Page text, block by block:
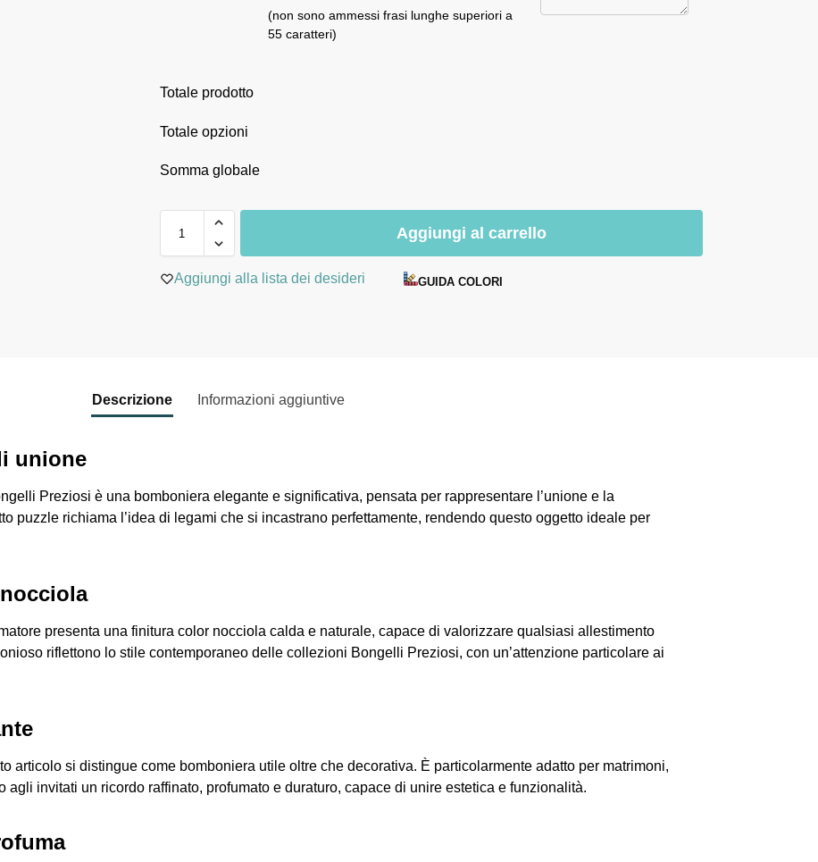
(non sono ammessi frasi lunghe superiori a
55 caratteri)
Totale prodotto
Totale opzioni
Somma globale
Aggiungi al carrello
Aggiungi alla lista dei desideri GUIDA COLORI
Descrizione Informazioni aggiuntive
unione
Preziosi è una bomboniera elegante e significativa, pensata per rappresentare l’unione e la
puzzle richiama l’idea di legami che si incastrano perfettamente, rendendo questo oggetto ideale per
presenta una finitura color nocciola calda e naturale, capace di valorizzare qualsiasi allestimento
riflettono lo stile contemporaneo delle collezioni Bongelli Preziosi, con un’attenzione particolare ai
articolo si distingue come bomboniera utile oltre che decorativa. È particolarmente adatto per matrimoni,
agli invitati un ricordo raffinato, profumato e duraturo, capace di unire estetica e funzionalità.